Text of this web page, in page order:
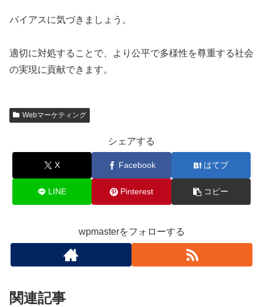
バイアスに気づきましょう。
適切に対処することで、より公平で多様性を尊重する社会
の実現に貢献できます。
Webマーケティング
シェアする
X Facebook はてブ
LINE Pinterest コピー
wpmasterをフォローする
関連記事